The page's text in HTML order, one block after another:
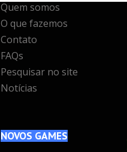
Quem somos
O que fazemos
Contato
FAQs
Pesquisar no site
Notícias
NOVOS GAMES